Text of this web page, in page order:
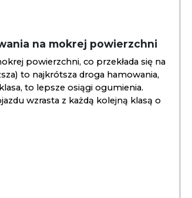
na mokrej powierzchni
powierzchni, co przekłada się na
to najkrótsza droga hamowania,
to lepsze osiągi ogumienia.
wzrasta z każdą kolejną klasą o